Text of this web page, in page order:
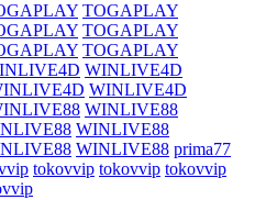
TOGAPLAY
TOGAPLAY
TOGAPLAY
WINLIVE4D
WINLIVE4D
WINLIVE88
WINLIVE88
WINLIVE88 prima77
tokovvip tokovvip tokovvip